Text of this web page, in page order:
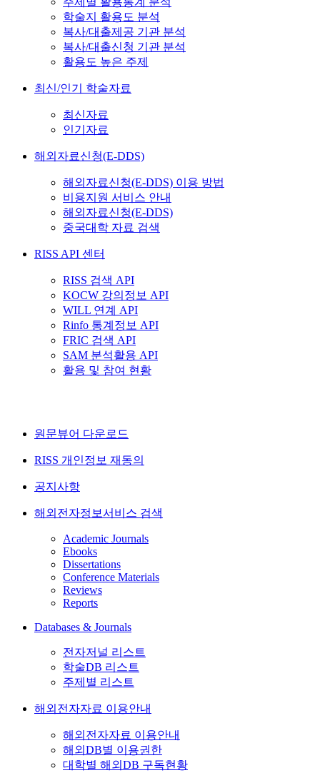
학술지 활용도 분석
복사/대출제공 기관 분석
복사/대출신청 기관 분석
활용도 높은 주제
최신/인기 학술자료
최신자료
인기자료
해외자료신청(E-DDS)
해외자료신청(E-DDS) 이용 방법
비용지원 서비스 안내
해외자료신청(E-DDS)
중국대학 자료 검색
RISS API 센터
RISS 검색 API
KOCW 강의정보 API
WILL 연계 API
Rinfo 통계정보 API
FRIC 검색 API
SAM 분석활용 API
활용 및 참여 현황
원문뷰어 다운로드
RISS 개인정보 재동의
공지사항
해외전자정보서비스 검색
Academic Journals
Ebooks
Dissertations
Conference Materials
Reviews
Reports
Databases & Journals
전자저널 리스트
학술DB 리스트
주제별 리스트
해외전자자료 이용안내
해외전자자료 이용안내
해외DB별 이용권한
대학별 해외DB 구독현황